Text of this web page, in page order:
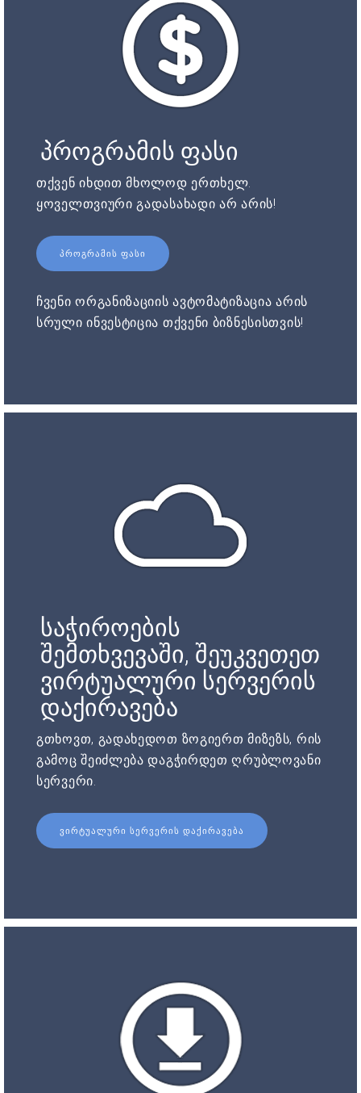
პროგრამის ფასი
თქვენ იხდით მხოლოდ ერთხელ.
ყოველთვიური გადასახადი არ არის!
ᲞᲠᲝᲒᲠᲐᲛᲘᲡ ᲤᲐᲡᲘ
ჩვენი ორგანიზაციის ავტომატიზაცია არის
სრული ინვესტიცია თქვენი ბიზნესისთვის!
საჭიროების
შემთხვევაში, შეუკვეთეთ
ვირტუალური სერვერის
დაქირავება
გთხოვთ, გადახედოთ ზოგიერთ მიზეზს, რის
გამოც შეიძლება დაგჭირდეთ ღრუბლოვანი
სერვერი.
ᲕᲘᲠᲢᲣᲐᲚᲣᲠᲘ ᲡᲔᲠᲕᲔᲠᲘᲡ ᲓᲐᲥᲘᲠᲐᲕᲔᲑᲐ